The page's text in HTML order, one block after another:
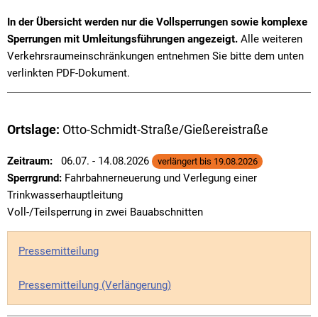
In der Übersicht werden nur die Vollsperrungen sowie komplexe
Sperrungen mit Umleitungsführungen angezeigt. Alle weiteren
Verkehrsraumeinschränkungen entnehmen Sie bitte dem unten
verlinkten PDF-Dokument.
Ortslage: Otto-Schmidt-Straße/Gießereistraße
Zeitraum: 06.07. - 14.08.2026 verlängert bis 19.08.2026
Sperrgrund: Fahrbahnerneuerung und Verlegung einer
Trinkwasserhauptleitung
Voll-/Teilsperrung in zwei Bauabschnitten
Pressemitteilung
Pressemitteilung (Verlängerung)